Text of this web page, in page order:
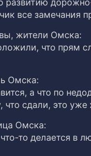
развитию
все замечания
жители Омска:
что прям
Омска:
а что по
сдали, это
Омска:
то делается